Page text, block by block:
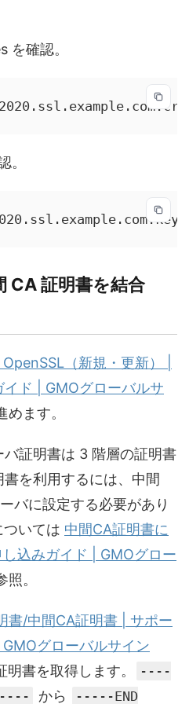
を確認。
。
CA 証明書を結合
（新規・更新） |
ド | GMOグローバルサ
めます。
証明書は 3 階層の証明書
を利用するには、中間
バに設定する必要があり
ついては 中間CA証明書に
込みガイド | GMOグロー
照。
書/中間CA証明書 | サポー
グローバルサイン
書を取得します。
----
から -----END